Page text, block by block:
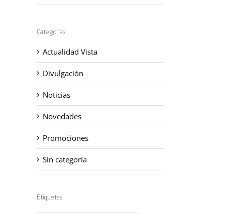
Categorías
Actualidad Vista
Divulgación
Noticias
Novedades
Promociones
Sin categoría
Etiquetas